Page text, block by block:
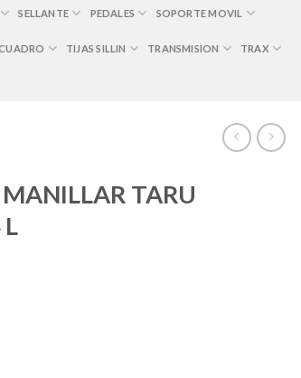
SELLANTE PEDALES SOPORTE MOVIL
TIJAS SILLIN TRANSMISION TRAX
TARU